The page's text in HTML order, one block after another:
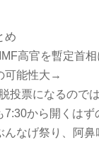
め
高官を暫定首
可能性大→
投票になるので
7:30から開くは
なげ祭り、阿鼻